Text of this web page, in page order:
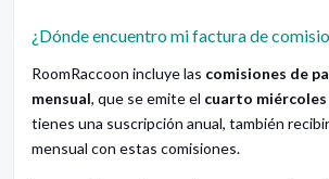
¿Dónde encuentro mi factura de
RoomRaccoon incluye las comisiones de
mensual, que se emite el cuarto miércoles
tienes una suscripción anual, también
mensual con estas comisiones.